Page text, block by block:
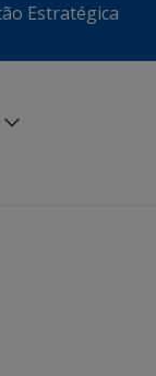
Estratégica